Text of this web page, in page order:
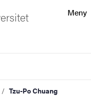
Meny
Tzu-Po Chuang